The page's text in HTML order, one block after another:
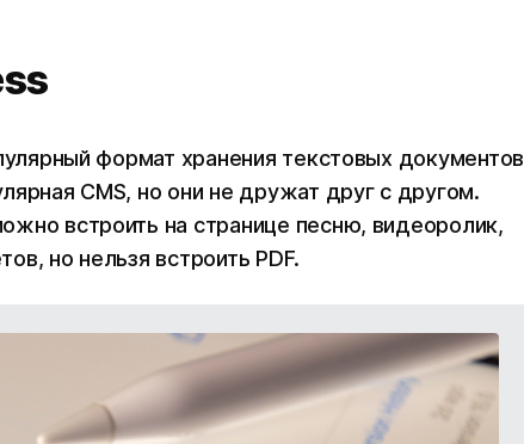
формат хранения текстовых документов
CMS, но они не дружат друг с другом.
встроить на странице песню, видеоролик,
но нельзя встроить PDF.